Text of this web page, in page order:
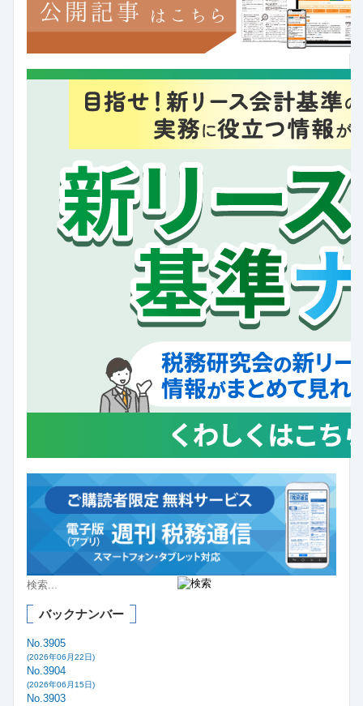
バックナンバー
No.3905
(2026年06月22日)
No.3904
(2026年06月15日)
No.3903